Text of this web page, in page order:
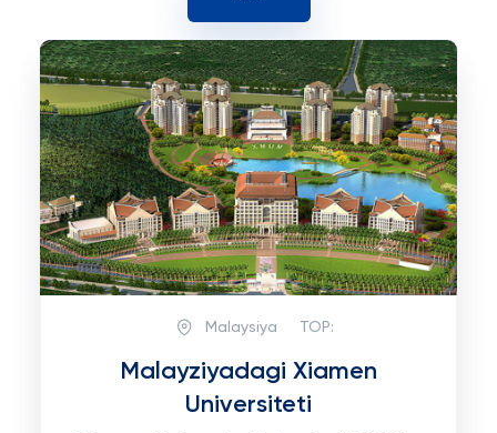
Malaysiya TOP:
Malayziyadagi Xiamen
Universiteti